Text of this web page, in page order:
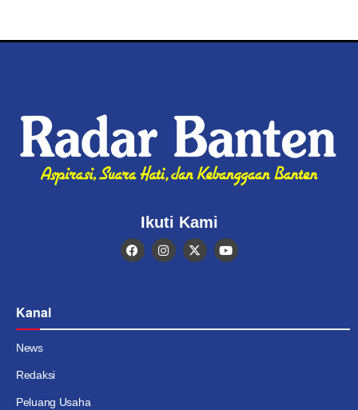
Ikuti Kami
Kanal
News
Redaksi
Peluang Usaha